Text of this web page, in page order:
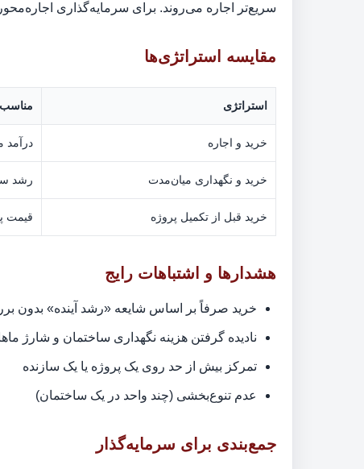
سریع‌تر اجاره می‌روند. برای سرمایه‌گذاری
مقایسه استراتژی‌ها
استراتژی
خرید و اجاره درآمد
خرید و نگهداری میان‌مدت رشد
خرید قبل از تکمیل پروژه قیمت
هشدارها و اشتباهات رایج
خرید صرفاً بر اساس شایعه «رشد آینده» بدون
نادیده گرفتن هزینه نگهداری ساختمان و شارژ
تمرکز بیش از حد روی یک پروژه یا یک سازنده
عدم تنوع‌بخشی (چند واحد در یک ساختمان)
جمع‌بندی برای سرمایه‌گذار